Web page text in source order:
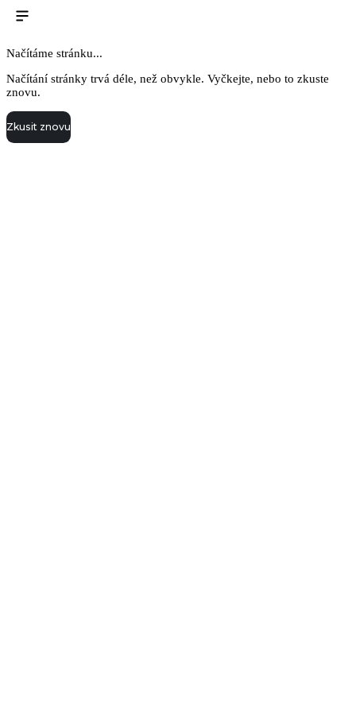
Načítáme stránku...
Načítání stránky trvá déle, než obvykle. Vyčkejte, nebo to zkuste
znovu.
Zkusit znovu